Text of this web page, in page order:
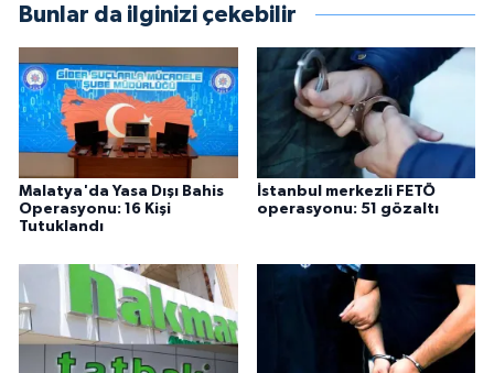
Bunlar da ilginizi çekebilir
Malatya'da Yasa Dışı Bahis
Operasyonu: 16 Kişi
Tutuklandı
İstanbul merkezli FETÖ
operasyonu: 51 gözaltı